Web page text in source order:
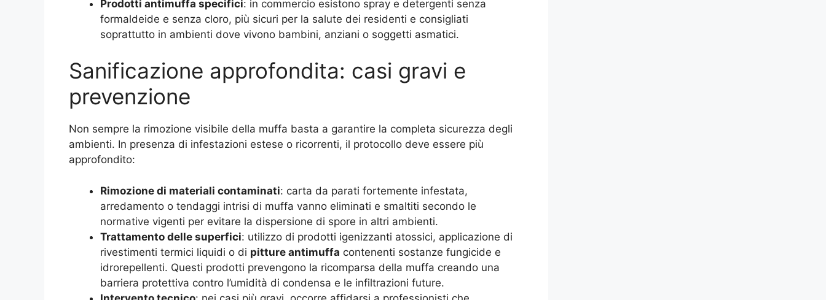
Prodotti antimuffa specifici: in commercio esistono spray e detergenti senza
formaldeide e senza cloro, più sicuri per la salute dei residenti e consigliati
soprattutto in ambienti dove vivono bambini, anziani o soggetti asmatici.
Sanificazione approfondita: casi gravi e
prevenzione
Non sempre la rimozione visibile della muffa basta a garantire la completa sicurezza degli
ambienti. In presenza di infestazioni estese o ricorrenti, il protocollo deve essere più
approfondito:
Rimozione di materiali contaminati: carta da parati fortemente infestata,
arredamento o tendaggi intrisi di muffa vanno eliminati e smaltiti secondo le
normative vigenti per evitare la dispersione di spore in altri ambienti.
Trattamento delle superfici: utilizzo di prodotti igenizzanti atossici, applicazione di
rivestimenti termici liquidi o di pitture antimuffa contenenti sostanze fungicide e
idrorepellenti. Questi prodotti prevengono la ricomparsa della muffa creando una
barriera protettiva contro l’umidità di condensa e le infiltrazioni future.